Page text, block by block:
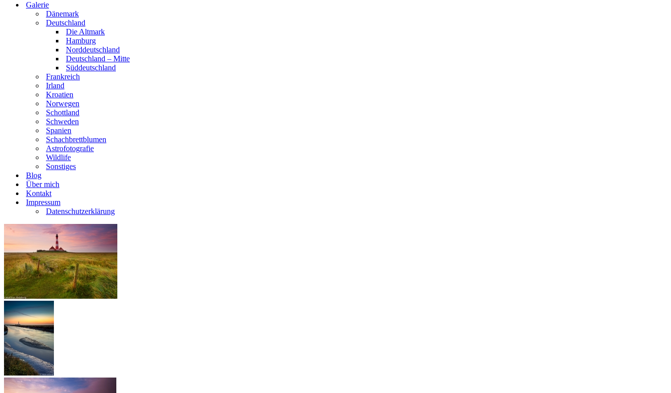
Galerie
Dänemark
Deutschland
Die Altmark
Hamburg
Norddeutschland
Deutschland – Mitte
Süddeutschland
Frankreich
Irland
Kroatien
Norwegen
Schottland
Schweden
Spanien
Schachbrettblumen
Astrofotografie
Wildlife
Sonstiges
Blog
Über mich
Kontakt
Impressum
Datenschutzerklärung